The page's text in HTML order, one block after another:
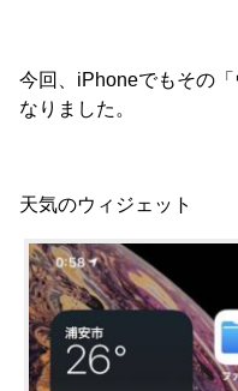
今回、iPhoneでもその
なりました。
天気のウィジェット